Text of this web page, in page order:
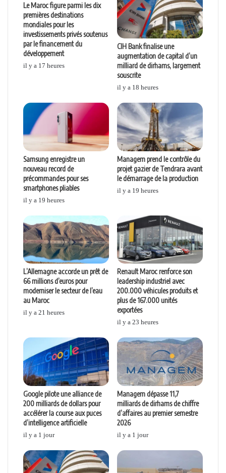
Le Maroc figure parmi les dix
premières destinations
mondiales pour les
investissements privés soutenus
par le financement du
développement
il y a 17 heures
CIH Bank finalise une
augmentation de capital d’un
milliard de dirhams, largement
souscrite
il y a 18 heures
Samsung enregistre un
nouveau record de
précommandes pour ses
smartphones pliables
il y a 19 heures
Managem prend le contrôle du
projet gazier de Tendrara avant
le démarrage de la production
il y a 19 heures
L’Allemagne accorde un prêt de
66 millions d’euros pour
moderniser le secteur de l’eau
au Maroc
il y a 21 heures
Renault Maroc renforce son
leadership industriel avec
200.000 véhicules produits et
plus de 167.000 unités
exportées
il y a 23 heures
Google pilote une alliance de
200 milliards de dollars pour
accélérer la course aux puces
d’intelligence artificielle
il y a 1 jour
Managem dépasse 11,7
milliards de dirhams de chiffre
d’affaires au premier semestre
2026
il y a 1 jour